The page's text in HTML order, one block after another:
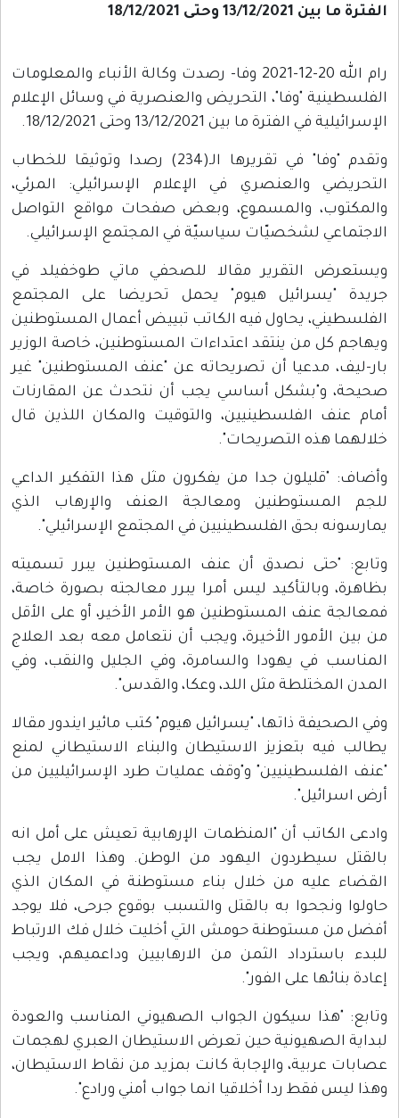
رام الله 20-12-2021 وفا- رصدت وكالة الأنباء والمعلومات
الفلسطينية "وفا"، التحريض والعنصرية في وسائل الإعلام
الإسرائيلية في الفترة ما بين 13/12/2021 وحتى 18/12/2021.
وتقدم "وفا" في تقريرها الـ(234) رصدا وتوثيقا للخطاب
التحريضي والعنصري في الإعلام الإسرائيلي: المرئي،
والمكتوب، والمسموع، وبعض صفحات مواقع التواصل
الاجتماعي لشخصيّات سياسيّة في المجتمع الإسرائيلي.
ويستعرض التقرير مقالا للصحفي ماتي طوخفيلد في
جريدة "يسرائيل هيوم" يحمل تحريضا على المجتمع
الفلسطيني، يحاول فيه الكاتب تبييض أعمال المستوطنين
ويهاجم كل من ينتقد اعتداءات المستوطنين، خاصة الوزير
بار-ليف، مدعيا أن تصريحاته عن "عنف المستوطنين" غير
صحيحة، و"بشكل أساسي يجب أن نتحدث عن المقارنات
أمام عنف الفلسطينيين، والتوقيت والمكان اللذين قال
خلالهما هذه التصريحات".
وأضاف: "قليلون جدا من يفكرون مثل هذا التفكير الداعي
للجم المستوطنين ومعالجة العنف والإرهاب الذي
يمارسونه بحق الفلسطينيين في المجتمع الإسرائيلي".
وتابع: "حتى نصدق أن عنف المستوطنين يبرر تسميته
بظاهرة، وبالتأكيد ليس أمرا يبرر معالجته بصورة خاصة،
فمعالجة عنف المستوطنين هو الأمر الأخير، أو على الأقل
من بين الأمور الأخيرة، ويجب أن نتعامل معه بعد العلاج
المناسب في يهودا والسامرة، وفي الجليل والنقب، وفي
المدن المختلطة مثل اللد، وعكا، والقدس".
وفي الصحيفة ذاتها، "يسرائيل هيوم" كتب مائير ايندور مقالا
يطالب فيه بتعزيز الاستيطان والبناء الاستيطاني لمنع
"عنف الفلسطينيين" و"وقف عمليات طرد الإسرائيليين من
أرض اسرائيل".
وادعى الكاتب أن "المنظمات الإرهابية تعيش على أمل انه
بالقتل سيطردون اليهود من الوطن. وهذا الامل يجب
القضاء عليه من خلال بناء مستوطنة في المكان الذي
حاولوا ونجحوا به بالقتل والتسبب بوقوع جرحى، فلا يوجد
أفضل من مستوطنة حومش التي أخليت خلال فك الارتباط
للبدء باسترداد الثمن من الارهابيين وداعميهم، ويجب
إعادة بنائها على الفور".
وتابع: "هذا سيكون الجواب الصهيوني المناسب والعودة
لبداية الصهيونية حين تعرض الاستيطان العبري لهجمات
عصابات عربية، والإجابة كانت بمزيد من نقاط الاستيطان،
وهذا ليس فقط ردا أخلاقيا انما جواب أمني ورادع".